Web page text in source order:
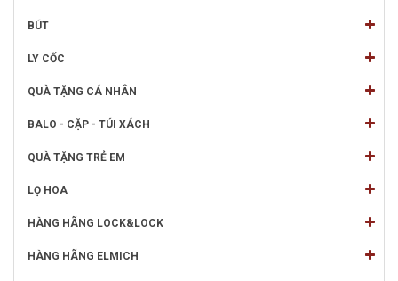
BÚT
LY CỐC
QUÀ TẶNG CÁ NHÂN
BALO - CẶP - TÚI XÁCH
QUÀ TẶNG TRẺ EM
LỌ HOA
HÀNG HÃNG LOCK&LOCK
HÀNG HÃNG ELMICH